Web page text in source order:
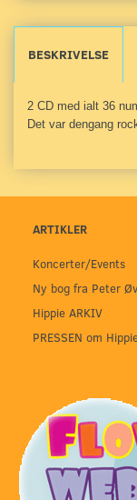
BESKRIVELSE
2 CD med ialt 36
Det var dengang
ARTIKLER
Koncerter/Events
Ny bog fra Peter
Hippie ARKIV
PRESSEN om